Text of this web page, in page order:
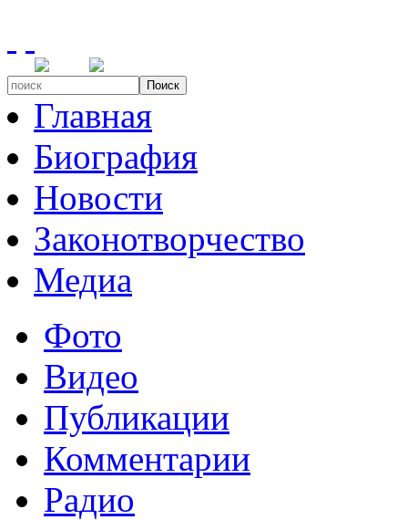
Поиск
Главная
Биография
Новости
Законотворчество
Медиа
Фото
Видео
Публикации
Комментарии
Радио